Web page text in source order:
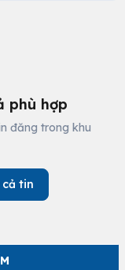
phù hợp
đăng trong khu
tin